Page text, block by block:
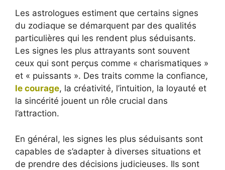
Les astrologues estiment que certains signes
du zodiaque se démarquent par des qualités
particulières qui les rendent plus séduisants.
Les signes les plus attrayants sont souvent
ceux qui sont perçus comme « charismatiques »
et « puissants ». Des traits comme la confiance,
le courage, la créativité, l’intuition, la loyauté et
la sincérité jouent un rôle crucial dans
l’attraction.
En général, les signes les plus séduisants sont
capables de s’adapter à diverses situations et
de prendre des décisions judicieuses. Ils sont